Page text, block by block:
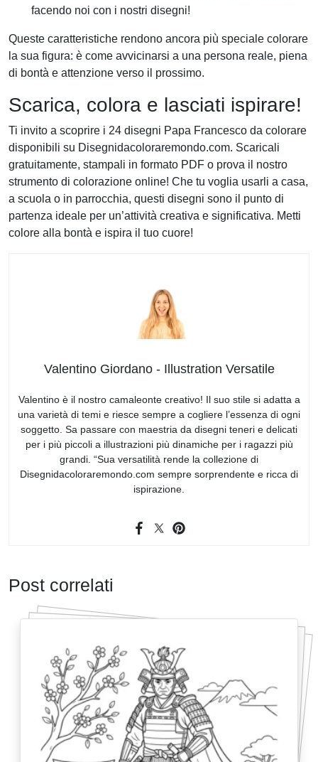
facendo noi con i nostri disegni!
Queste caratteristiche rendono ancora più speciale colorare
la sua figura: è come avvicinarsi a una persona reale, piena
di bontà e attenzione verso il prossimo.
Scarica, colora e lasciati ispirare!
Ti invito a scoprire i 24 disegni Papa Francesco da colorare
disponibili su Disegnidacoloraremondo.com. Scaricali
gratuitamente, stampali in formato PDF o prova il nostro
strumento di colorazione online! Che tu voglia usarli a casa,
a scuola o in parrocchia, questi disegni sono il punto di
partenza ideale per un’attività creativa e significativa. Metti
colore alla bontà e ispira il tuo cuore!
Valentino Giordano - Illustration Versatile
Valentino è il nostro camaleonte creativo! Il suo stile si adatta a
una varietà di temi e riesce sempre a cogliere l’essenza di ogni
soggetto. Sa passare con maestria da disegni teneri e delicati
per i più piccoli a illustrazioni più dinamiche per i ragazzi più
grandi. “Sua versatilità rende la collezione di
Disegnidacoloraremondo.com sempre sorprendente e ricca di
ispirazione.
Post correlati